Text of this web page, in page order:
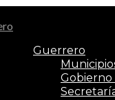
Guerrero